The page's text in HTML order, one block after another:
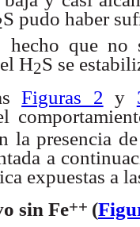
S pudo haber
hecho que no
H2S se
Figuras 2 y
la presencia
a
expuestas a
sin Fe++ (